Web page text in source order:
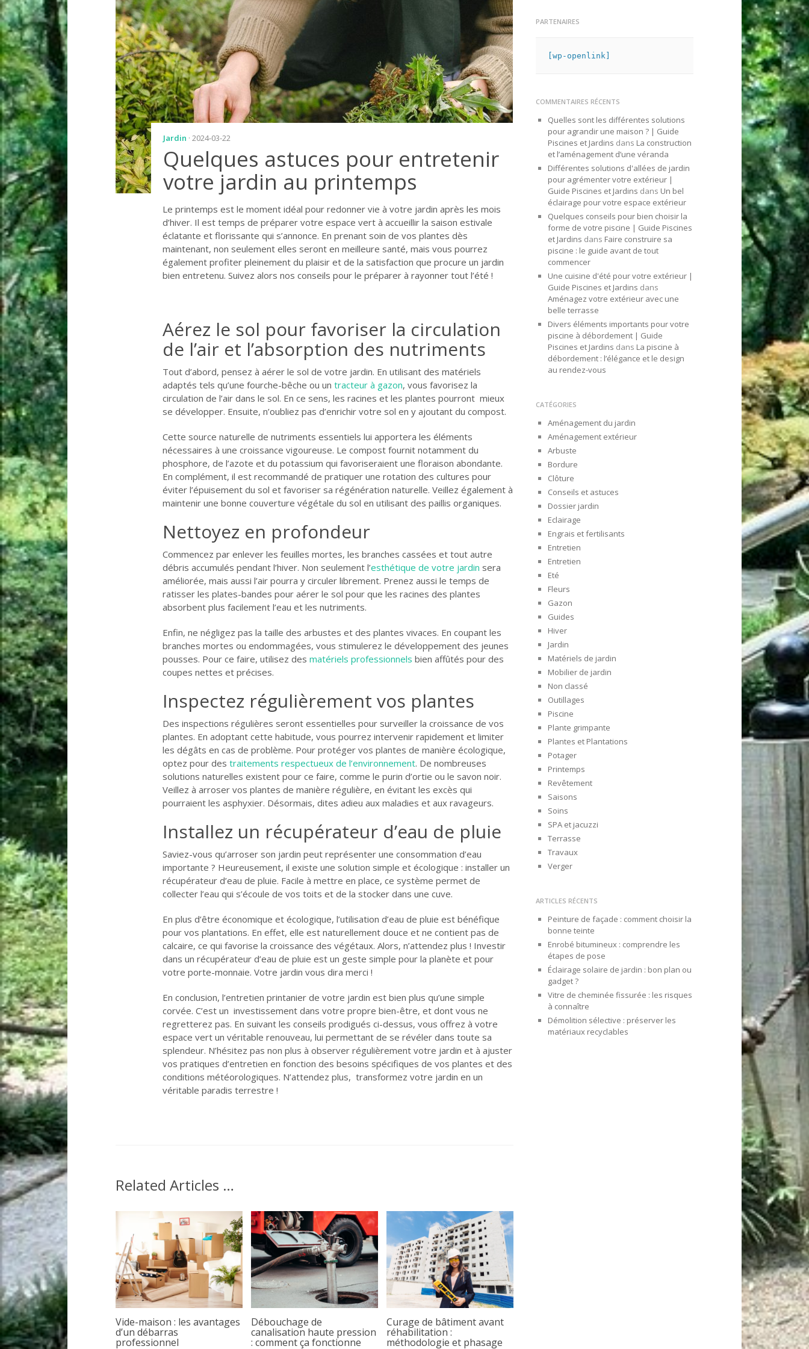
Jardin · 2024-03-22
Quelques astuces pour entretenir
votre jardin au printemps
Le printemps est le moment idéal pour redonner vie à votre jardin après les mois
d’hiver. Il est temps de préparer votre espace vert à accueillir la saison estivale
éclatante et florissante qui s’annonce. En prenant soin de vos plantes dès
maintenant, non seulement elles seront en meilleure santé, mais vous pourrez
également profiter pleinement du plaisir et de la satisfaction que procure un jardin
bien entretenu. Suivez alors nos conseils pour le préparer à rayonner tout l’été !
Aérez le sol pour favoriser la circulation
de l’air et l’absorption des nutriments
Tout d’abord, pensez à aérer le sol de votre jardin. En utilisant des matériels
adaptés tels qu’une fourche-bêche ou un tracteur à gazon, vous favorisez la
circulation de l’air dans le sol. En ce sens, les racines et les plantes pourront mieux
se développer. Ensuite, n’oubliez pas d’enrichir votre sol en y ajoutant du compost.
Cette source naturelle de nutriments essentiels lui apportera les éléments
nécessaires à une croissance vigoureuse. Le compost fournit notamment du
phosphore, de l’azote et du potassium qui favoriseraient une floraison abondante.
En complément, il est recommandé de pratiquer une rotation des cultures pour
éviter l’épuisement du sol et favoriser sa régénération naturelle. Veillez également à
maintenir une bonne couverture végétale du sol en utilisant des paillis organiques.
Nettoyez en profondeur
Commencez par enlever les feuilles mortes, les branches cassées et tout autre
débris accumulés pendant l’hiver. Non seulement l’esthétique de votre jardin sera
améliorée, mais aussi l’air pourra y circuler librement. Prenez aussi le temps de
ratisser les plates-bandes pour aérer le sol pour que les racines des plantes
absorbent plus facilement l’eau et les nutriments.
Enfin, ne négligez pas la taille des arbustes et des plantes vivaces. En coupant les
branches mortes ou endommagées, vous stimulerez le développement des jeunes
pousses. Pour ce faire, utilisez des matériels professionnels bien affûtés pour des
coupes nettes et précises.
Inspectez régulièrement vos plantes
Des inspections régulières seront essentielles pour surveiller la croissance de vos
plantes. En adoptant cette habitude, vous pourrez intervenir rapidement et limiter
les dégâts en cas de problème. Pour protéger vos plantes de manière écologique,
optez pour des traitements respectueux de l’environnement. De nombreuses
solutions naturelles existent pour ce faire, comme le purin d’ortie ou le savon noir.
Veillez à arroser vos plantes de manière régulière, en évitant les excès qui
pourraient les asphyxier. Désormais, dites adieu aux maladies et aux ravageurs.
Installez un récupérateur d’eau de pluie
Saviez-vous qu’arroser son jardin peut représenter une consommation d’eau
importante ? Heureusement, il existe une solution simple et écologique : installer un
récupérateur d’eau de pluie. Facile à mettre en place, ce système permet de
collecter l’eau qui s’écoule de vos toits et de la stocker dans une cuve.
En plus d’être économique et écologique, l’utilisation d’eau de pluie est bénéfique
pour vos plantations. En effet, elle est naturellement douce et ne contient pas de
calcaire, ce qui favorise la croissance des végétaux. Alors, n’attendez plus ! Investir
dans un récupérateur d’eau de pluie est un geste simple pour la planète et pour
votre porte-monnaie. Votre jardin vous dira merci !
En conclusion, l’entretien printanier de votre jardin est bien plus qu’une simple
corvée. C’est un investissement dans votre propre bien-être, et dont vous ne
regretterez pas. En suivant les conseils prodigués ci-dessus, vous offrez à votre
espace vert un véritable renouveau, lui permettant de se révéler dans toute sa
splendeur. N’hésitez pas non plus à observer régulièrement votre jardin et à ajuster
vos pratiques d’entretien en fonction des besoins spécifiques de vos plantes et des
conditions météorologiques. N’attendez plus, transformez votre jardin en un
véritable paradis terrestre !
Related Articles …
Vide-maison : les avantages
d’un débarras
professionnel
Débouchage de
canalisation haute pression
: comment ça fonctionne
Curage de bâtiment avant
réhabilitation :
méthodologie et phasage
PARTENAIRES
[wp-openlink]
COMMENTAIRES RÉCENTS
Quelles sont les différentes solutions
pour agrandir une maison ? | Guide
Piscines et Jardins dans La construction
et l’aménagement d’une véranda
Différentes solutions d'allées de jardin
pour agrémenter votre extérieur |
Guide Piscines et Jardins dans Un bel
éclairage pour votre espace extérieur
Quelques conseils pour bien choisir la
forme de votre piscine | Guide Piscines
et Jardins dans Faire construire sa
piscine : le guide avant de tout
commencer
Une cuisine d'été pour votre extérieur |
Guide Piscines et Jardins dans
Aménagez votre extérieur avec une
belle terrasse
Divers éléments importants pour votre
piscine à débordement | Guide
Piscines et Jardins dans La piscine à
débordement : l’élégance et le design
au rendez-vous
CATÉGORIES
Aménagement du jardin
Aménagement extérieur
Arbuste
Bordure
Clôture
Conseils et astuces
Dossier jardin
Eclairage
Engrais et fertilisants
Entretien
Entretien
Eté
Fleurs
Gazon
Guides
Hiver
Jardin
Matériels de jardin
Mobilier de jardin
Non classé
Outillages
Piscine
Plante grimpante
Plantes et Plantations
Potager
Printemps
Revêtement
Saisons
Soins
SPA et jacuzzi
Terrasse
Travaux
Verger
ARTICLES RÉCENTS
Peinture de façade : comment choisir la
bonne teinte
Enrobé bitumineux : comprendre les
étapes de pose
Éclairage solaire de jardin : bon plan ou
gadget ?
Vitre de cheminée fissurée : les risques
à connaître
Démolition sélective : préserver les
matériaux recyclables